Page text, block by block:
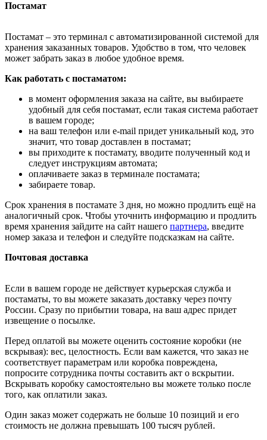
Постамат
Постамат – это терминал с автоматизированной системой для
хранения заказанных товаров. Удобство в том, что человек
может забрать заказ в любое удобное время.
Как работать с постаматом:
в момент оформления заказа на сайте, вы выбираете
удобный для себя постамат, если такая система работает
в вашем городе;
на ваш телефон или e-mail придет уникальный код, это
значит, что товар доставлен в постамат;
вы приходите к постамату, вводите полученный код и
следует инструкциям автомата;
оплачиваете заказ в терминале постамата;
забираете товар.
Срок хранения в постамате 3 дня, но можно продлить ещё на
аналогичный срок. Чтобы уточнить информацию и продлить
время хранения зайдите на сайт нашего партнера, введите
номер заказа и телефон и следуйте подсказкам на сайте.
Почтовая доставка
Если в вашем городе не действует курьерская служба и
постаматы, то вы можете заказать доставку через почту
России. Сразу по прибытии товара, на ваш адрес придет
извещение о посылке.
Перед оплатой вы можете оценить состояние коробки (не
вскрывая): вес, целостность. Если вам кажется, что заказ не
соответствует параметрам или коробка повреждена,
попросите сотрудника почты составить акт о вскрытии.
Вскрывать коробку самостоятельно вы можете только после
того, как оплатили заказ.
Один заказ может содержать не больше 10 позиций и его
стоимость не должна превышать 100 тысяч рублей.